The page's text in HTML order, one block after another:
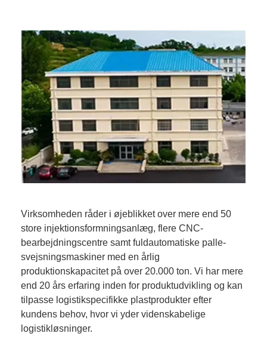
Virksomheden råder i øjeblikket over mere end 50
store injektionsformningsanlæg, flere CNC-
bearbejdningscentre samt fuldautomatiske palle-
svejsningsmaskiner med en årlig
produktionskapacitet på over 20.000 ton. Vi har mere
end 20 års erfaring inden for produktudvikling og kan
tilpasse logistikspecifikke plastprodukter efter
kundens behov, hvor vi yder videnskabelige
logistikløsninger.